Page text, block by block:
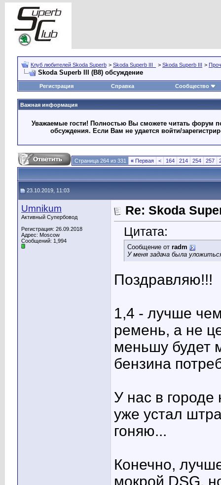
Клуб любителей Skoda Superb > Skoda Superb III_ > Skoda Superb III >
Skoda Superb III (B8) обсуждение
Регистрация Справка Сообщество
Важная информация
Уважаемые гости! Полностью Вы сможете читать форум
обсуждения. Если Вам не удается войти/
Страница 264 из 331 « Первая < 164 214 254 257
23.10.2019, 11:03
Umnikum
Активный Супербовод
Регистрация: 26.09.2018
Адрес: Moscow
Сообщений: 1,994
Re: Skoda
Цитата:
Сообщение от radm
У меня задача была
Поздравляю!!!
1,4 - лучше
ремень, а не
меньшу будет
бензина
У нас в городе
уже устал
гоняю...
Конечно,
мокрой DSG,